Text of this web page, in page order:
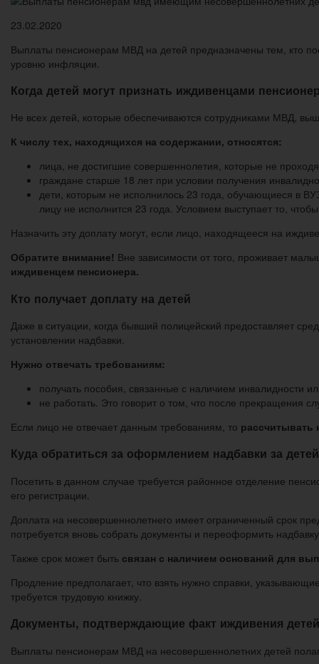
23.02.2020
Выплаты пенсионерам МВД на детей предназначены тем, кто
уровню инфляции.
Когда детей могут признать иждивенцами
Не всех детей, которые обеспечиваются сотрудниками МВД,
К числу тех, находящихся на содержании, относятся:
лица, не достигшие совершеннолетия, которые не
граждане старше 18 лет при условии получения
дети, которым не исполнилось 23 года, обучающиеся в
лицу не исполнится 23 года. Условием выступает то,
Назначить эту доплату могут, если лицо, находящееся на
Обратите внимание! Вне зависимости от того, проживает
иждивенцем пенсионера.
Кто получает доплату на детей
Даже в ситуации, когда бывший полицейский предоставляет
установлении надбавки.
Нужно отвечать требованиям:
получать пособия, связанные с наличием инвалидности
не работать. Это говорит о том, что после прекращения
Если лицо не отвечает данным требованиям, то рассчитывать
Куда обратиться за оформлением надбавки за детей
Посетить в данном случае требуется районное отделение
его регистрации.
Доплата на несовершеннолетнего имеет ограниченный срок
потребуется вновь собрать документы и переоформить
Также срок может быть связан с наличием оснований для
Продление предполагает, что взять нужно справки,
требуется трудовую книжку.
Документы, подтверждающие факт иждивения
Выплаты пенсионерам МВД на несовершеннолетних детей